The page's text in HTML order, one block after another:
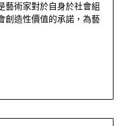
藝術家對於自身於社會組
創造性價值的承諾，為藝